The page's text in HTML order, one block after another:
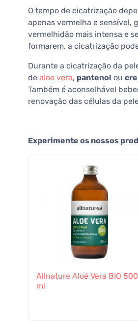
O tempo de cicatrização
apenas vermelha e sensível,
vermelhidão mais intensa e
formarem, a cicatrização
Durante a cicatrização da
de aloe vera, pantenol ou
Também é aconselhável
renovação das células da
Experimente os nossos
Allnature Aloé Vera BIO 500
ml